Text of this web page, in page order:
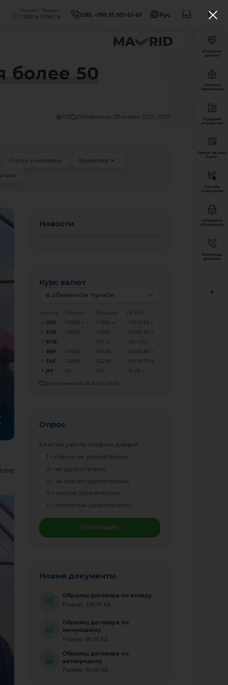
Покупка
11880
Продажа
11965 1285, +998 55 503-63-63 Рус
более 50
126 Обновление: 28 января 2025, 10:00
Статьи и интервью
Медиатека
Новости
Курс валют
в обменном пункте
Валюта Покупка Продажа
ЦБ РУз
USD
11880 11965
11915.64
EUR
13000 14000
13749.46
RUB
147
146.19
GBP
15600 16600
16034.88
CHF
14200 15200
14719.75
JPY
50 100 75.48
Курс актуален на 06.08.2026 11:00:00
Опрос
Качество работы телефона доверия
1 – совсем не удовлетворен
2 – не удовлетворен
3 – не совсем удовлетворен
4 – вполне удовлетворен
5 – полностью удовлетворен
Голосовать
Новые документы
Образец договора по вкладу
Размер: 339.55 KB
Образец договора по
микрозайму
Размер: 98.50 KB
Образец договора по
автокредиту
Размер: 93.00 KB
Открытые
данные
Офисы и
банкоматы
Продажа
имущества
Рынок ценных
бумаг
Против
коррупции
Отправить
обращение
Телефоны
доверия